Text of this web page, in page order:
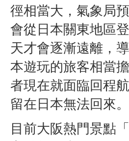
徑相當大，氣象局
會從日本關東地區
天才會逐漸遠離，
本遊玩的旅客相當
者現在就面臨回程
留在日本無法回來。
目前大阪熱門景點